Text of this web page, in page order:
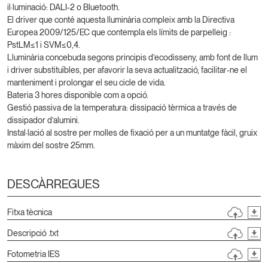
il·luminació: DALI-2 o Bluetooth.
El driver que conté aquesta lluminària compleix amb la Directiva
Europea 2009/125/EC que contempla els límits de parpelleig :
PstLM≤1 i SVM≤0,4.
Lluminària concebuda segons principis d’ecodisseny, amb font de llum
i driver substituïbles, per afavorir la seva actualització, facilitar-ne el
manteniment i prolongar el seu cicle de vida.
Bateria 3 hores disponible com a opció.
Gestió passiva de la temperatura: dissipació tèrmica a través de
dissipador d’alumini.
Instal·lació al sostre per molles de fixació per a un muntatge fàcil, gruix
màxim del sostre 25mm.
DESCÀRREGUES
Fitxa tècnica
Descripció .txt
Fotometria IES